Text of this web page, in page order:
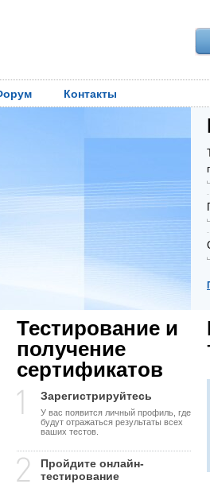
Контакты
Тестирование и
получение
сертификатов
Зарегистрируйтесь
У вас появится личный профиль, где
будут отражаться результаты всех
ваших тестов.
Пройдите онлайн-
тестирование